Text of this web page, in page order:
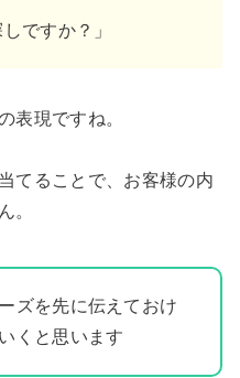
ですか？」
表現ですね。
てることで、お客様の内
。
ズを先に伝えておけ
くと思います